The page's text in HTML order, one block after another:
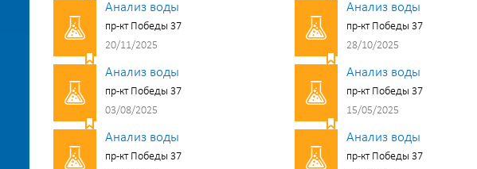
Анализ воды
пр-кт Победы 37
20/11/2025
Анализ воды
пр-кт Победы 37
28/10/2025
Анализ воды
пр-кт Победы 37
03/08/2025
Анализ воды
пр-кт Победы 37
15/05/2025
Анализ воды
пр-кт Победы 37
Анализ воды
пр-кт Победы 37